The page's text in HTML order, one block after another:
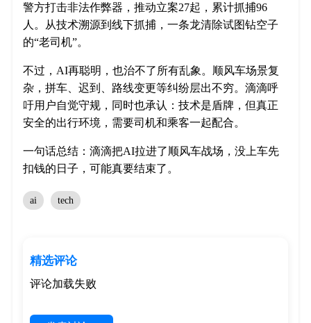
警方打击非法作弊器，推动立案27起，累计抓捕96
人。从技术溯源到线下抓捕，一条龙清除试图钻空子
的“老司机”。
不过，AI再聪明，也治不了所有乱象。顺风车场景复
杂，拼车、迟到、路线变更等纠纷层出不穷。滴滴呼
吁用户自觉守规，同时也承认：技术是盾牌，但真正
安全的出行环境，需要司机和乘客一起配合。
一句话总结：滴滴把AI拉进了顺风车战场，没上车先
扣钱的日子，可能真要结束了。
ai tech
精选评论
评论加载失败